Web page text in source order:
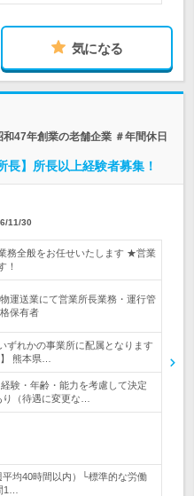
気になる
47年創業の老舗企業 ＃年間休日
】所長以上経験者募集！
11/30
務全般をお任せいたします ★営業
！
運送業にて営業所長業務・運行管
保有者
ずれかの事業所に配属となります
熊本県…
験・年齢・能力を考慮して決定
（待遇に変更な…
均40時間以内）└標準的な労働
1…